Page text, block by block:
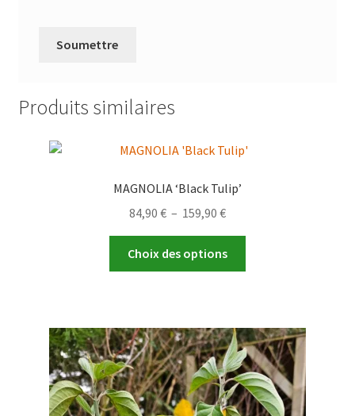
Produits similaires
MAGNOLIA ‘Black Tulip’
84,90 € – 159,90 €Plage
prix :
84,90 €
Choix des options
Les
options
peuvent
être